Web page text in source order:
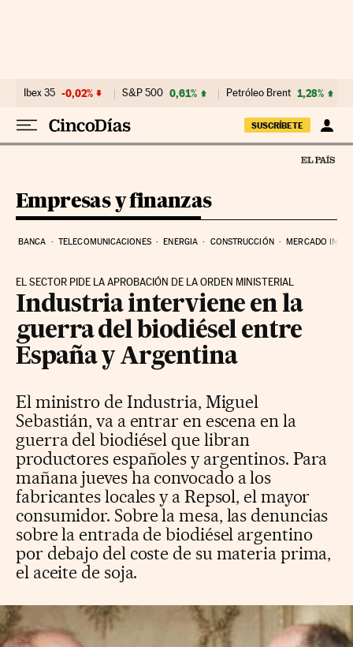
Ibex 35 -0,02% S&P 500 0,61% Petróleo Brent 1,28%
SUSCRÍBETE
Empresas y finanzas
BANCA TELECOMUNICACIONES ENERGIA CONSTRUCCIÓN MERCADO
EL SECTOR PIDE LA APROBACIÓN DE LA ORDEN MINISTERIAL
Industria interviene en la
guerra del biodiésel entre
España y Argentina
El ministro de Industria, Miguel
Sebastián, va a entrar en escena en la
guerra del biodiésel que libran
productores españoles y argentinos. Para
mañana jueves ha convocado a los
fabricantes locales y a Repsol, el mayor
consumidor. Sobre la mesa, las denuncias
sobre la entrada de biodiésel argentino
por debajo del coste de su materia prima,
el aceite de soja.